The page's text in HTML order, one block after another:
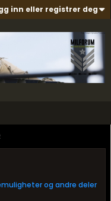
inn eller registrer deg
og andre deler